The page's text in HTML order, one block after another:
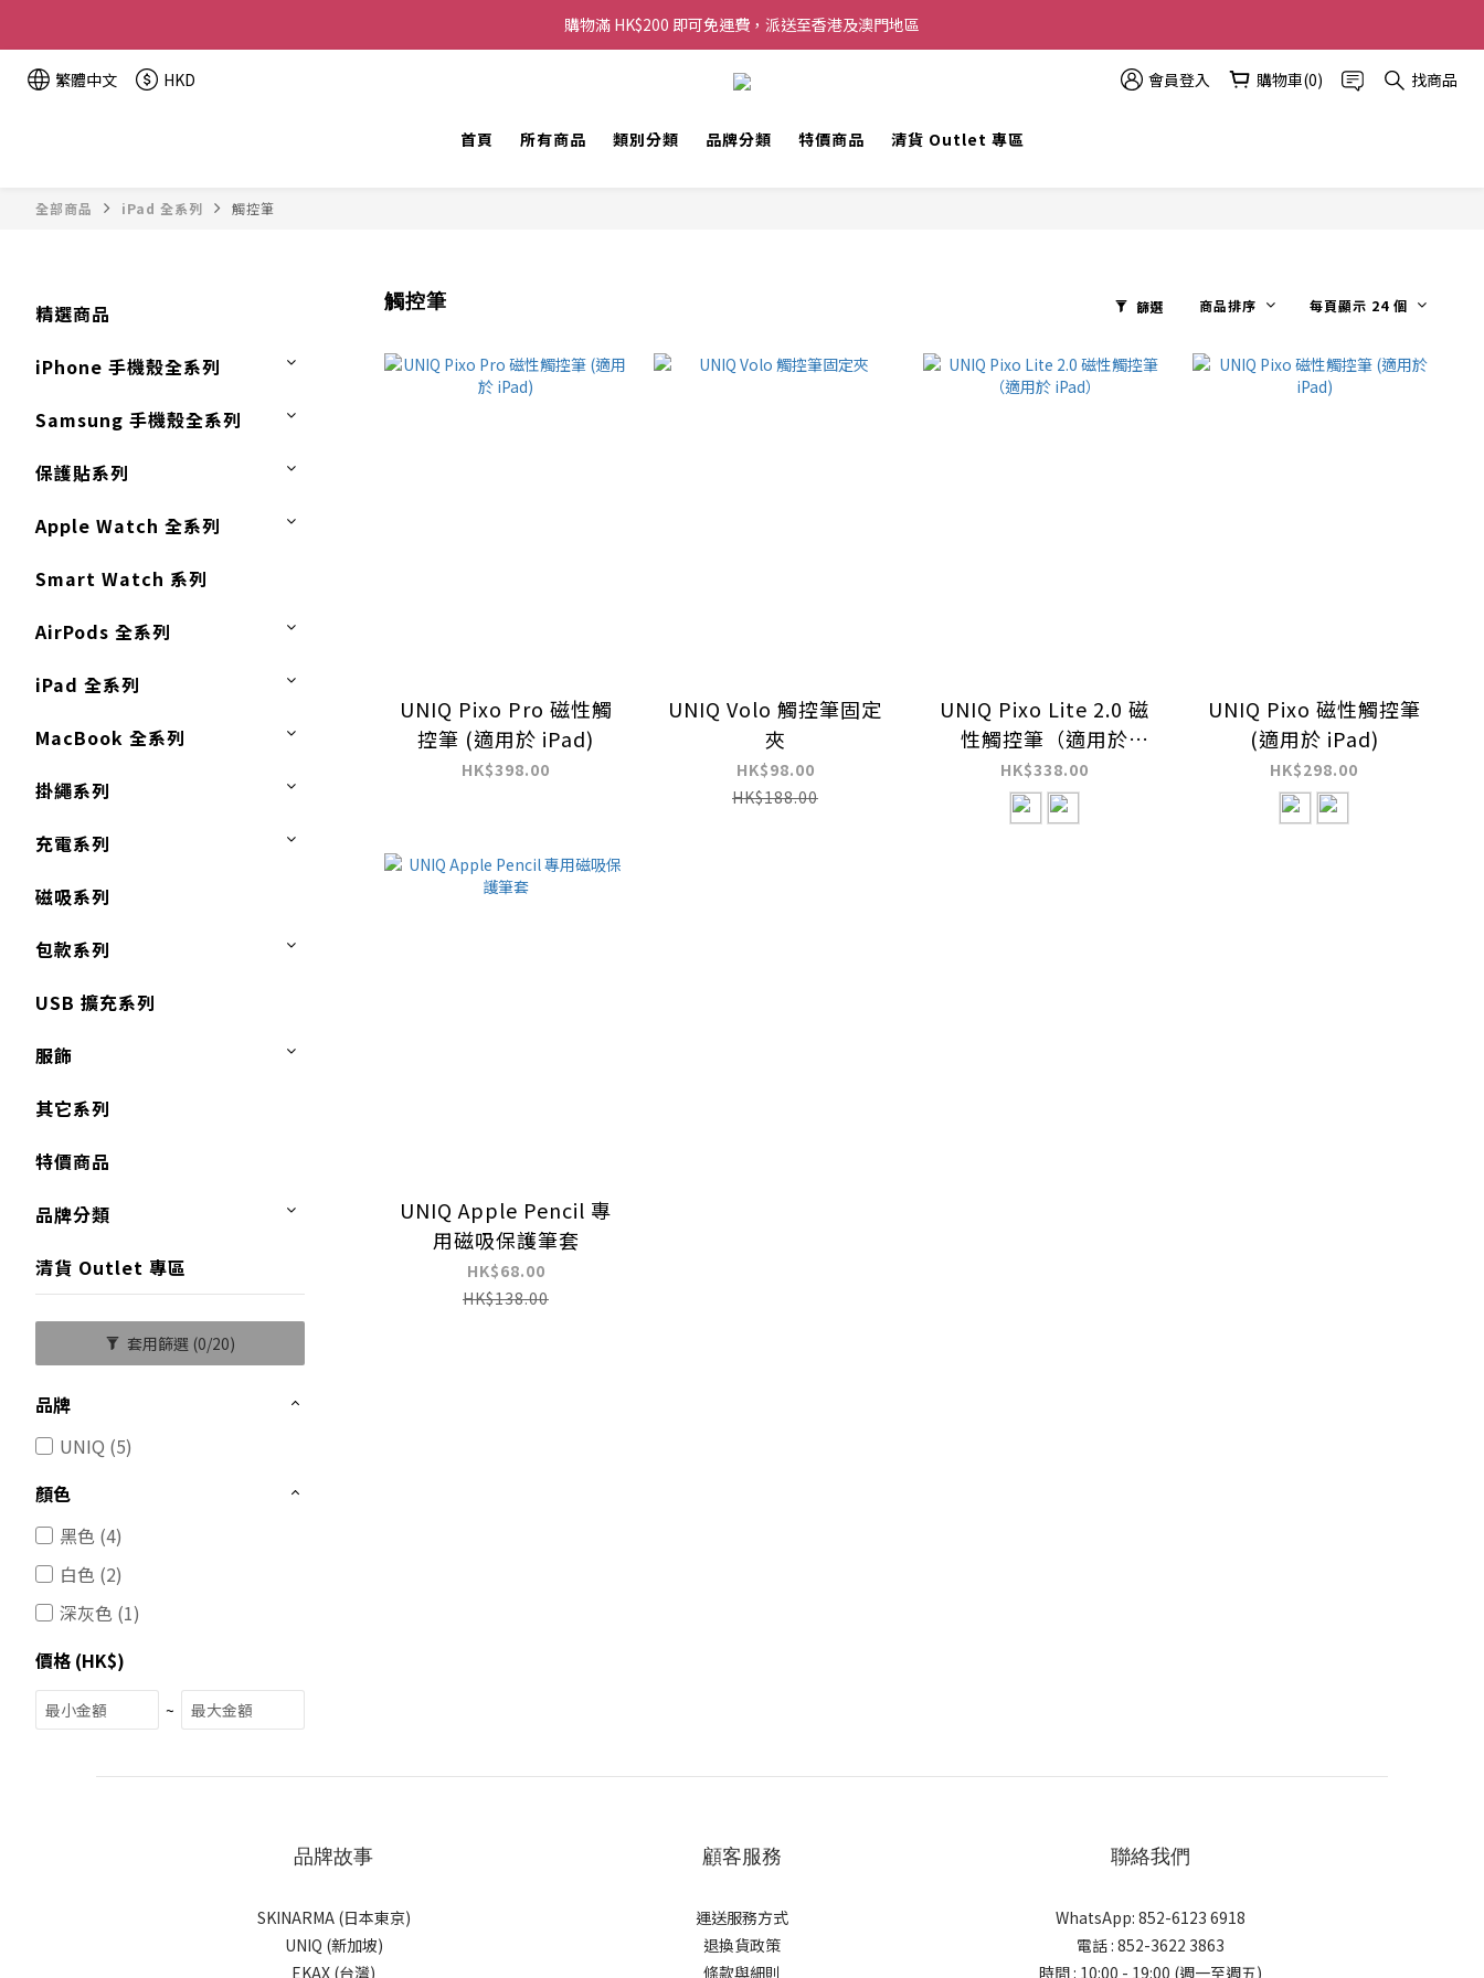
購物滿 HK$200 即可免運費，派送至香港及澳門地區
購物滿 HK$200 即可免運費，派送至香港及澳門地區
全單金額：每滿 HK$250，以轉數快或八達通方式付款，額外再減 HK$10，買得越多優惠越多!
繁體中文 HKD 會員登入 購物車(0) 找商品
首頁 所有商品 類別分類 品牌分類 特價商品 清貨 Outlet 專區
全部商品 iPad 全系列 觸控筆
精選商品
iPhone 手機殼全系列
Samsung 手機殼全系列
保護貼系列
Apple Watch 全系列
Smart Watch 系列
AirPods 全系列
iPad 全系列
MacBook 全系列
掛繩系列
充電系列
磁吸系列
包款系列
USB 擴充系列
服飾
其它系列
特價商品
品牌分類
清貨 Outlet 專區
套用篩選 (0/20)
品牌
UNIQ (5)
顏色
黑色 (4)
白色 (2)
深灰色 (1)
價格 (HK$)
~
觸控筆 篩選 商品排序 每頁顯示 24 個
UNIQ Pixo Pro 磁性觸
控筆 (適用於 iPad)
HK$398.00
UNIQ Volo 觸控筆固定
夾
HK$98.00
HK$188.00
UNIQ Pixo Lite 2.0 磁
性觸控筆（適用於
iPad）
HK$338.00
UNIQ Pixo 磁性觸控筆
(適用於 iPad)
HK$298.00
UNIQ Apple Pencil 專
用磁吸保護筆套
HK$68.00
HK$138.00
品牌故事
SKINARMA (日本東京)
UNIQ (新加坡)
EKAX (台灣)
顧客服務
運送服務方式
退換貨政策
條款與細則
聯絡我們
WhatsApp: 852-6123 6918
電話 : 852-3622 3863
時間 : 10:00 - 19:00 (週一至週五)